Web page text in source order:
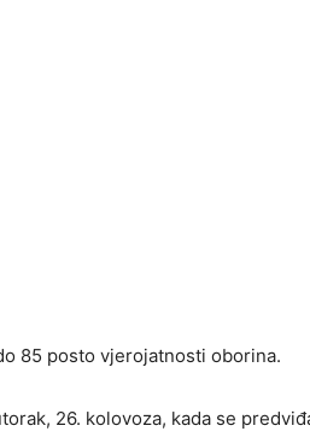
85 posto vjerojatnosti oborina.
26. kolovoza, kada se